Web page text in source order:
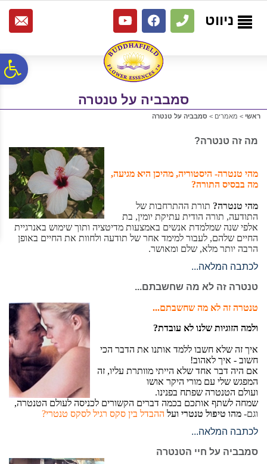
נגישות
אתר
המרכזי
ניווט
סמבביה על טנטרה
ראשי > מאמרים > סמבביה על טנטרה
מה זה טנטרה?
מהי טנטרה- היסטוריה, מהיכן היא מגיעה,
מה בבסיס התורה?
מהי טנטרה? תורת ההתרחבות של
התודעה, תורה הודית עתיקת יומין, בת
אלפי שנה שמלמדת אנשים באמצעות מדיטציה ותוך שימוש באנרגיית
החיים שלהם, לעבור למימד אחר של תודעה ולחוות את החיים באופן
הרבה יותר מלא, שלם ומאושר.
לכתבה המלאה...
טנטרה זה לא מה שחשבתם...
טנטרה זה לא מה שחשבתם...
ולמה הזוגיות שלנו לא עובדת?
איך זה שלא חשבו ללמד אותנו את הדבר הכי
חשוב - איך לאהוב!
אם היה דבר אחד שלא הייתי מוותרת עליו, זה
המפגש שלי עם מורי היקר אושו
ועולם הטנטרה שפתח בפנינו.
שמחה לשתף אותכם בכמה דברים הקשורים לכניסה לעולם הטנטרה,
וגם- מהו טיפול טנטרי ועל ההבדל בין סקס רגיל לסקס טנטרי?
לכתבה המלאה...
סמבביה על חיי הטנטרה